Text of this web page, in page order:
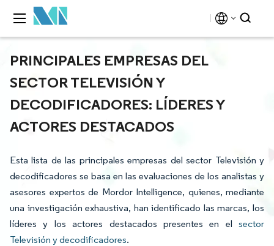
PRINCIPALES EMPRESAS DEL
SECTOR TELEVISIÓN Y
DECODIFICADORES: LÍDERES Y
ACTORES DESTACADOS
Esta lista de las principales empresas del sector Televisión y
decodificadores se basa en las evaluaciones de los analistas y
asesores expertos de Mordor Intelligence, quienes, mediante
una investigación exhaustiva, han identificado las marcas, los
líderes y los actores destacados presentes en el sector
Televisión y decodificadores.